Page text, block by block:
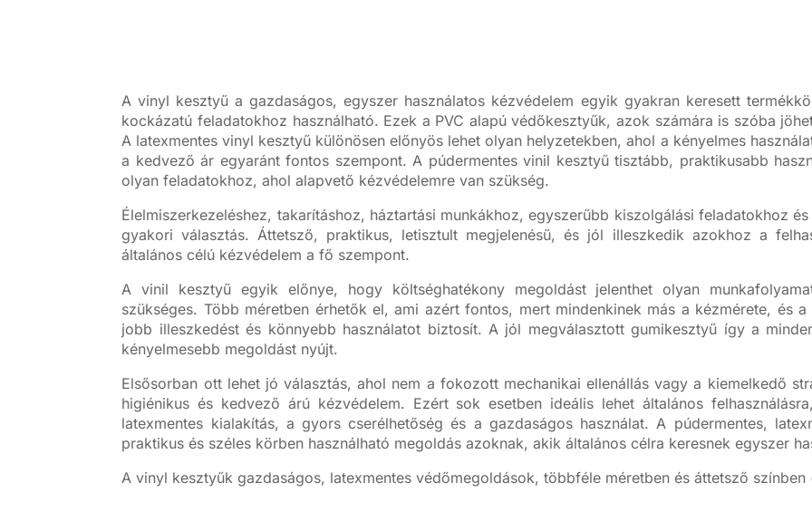
A vinyl kesztyű a gazdaságos, egyszer használatos kézvédelem egyik gyakran keresett
kockázatú feladatokhoz használható. Ezek a PVC alapú védőkesztyűk, azok számára is szóba
A latexmentes vinyl kesztyű különösen előnyös lehet olyan helyzetekben, ahol a kényelmes
a kedvező ár egyaránt fontos szempont. A púdermentes vinil kesztyű tisztább, praktikusabb
olyan feladatokhoz, ahol alapvető kézvédelemre van szükség.
Élelmiszerkezeléshez, takarításhoz, háztartási munkákhoz, egyszerűbb kiszolgálási feladatokhoz
gyakori választás. Áttetsző, praktikus, letisztult megjelenésű, és jól illeszkedik azokhoz a
általános célú kézvédelem a fő szempont.
A vinil kesztyű egyik előnye, hogy költséghatékony megoldást jelenthet olyan
szükséges. Több méretben érhetők el, ami azért fontos, mert mindenkinek más a kézmérete, és
jobb illeszkedést és könnyebb használatot biztosít. A jól megválasztott gumikesztyű így a
kényelmesebb megoldást nyújt.
Elsősorban ott lehet jó választás, ahol nem a fokozott mechanikai ellenállás vagy a kiemelkedő
higiénikus és kedvező árú kézvédelem. Ezért sok esetben ideális lehet általános
latexmentes kialakítás, a gyors cserélhetőség és a gazdaságos használat. A púdermentes,
praktikus és széles körben használható megoldás azoknak, akik általános célra keresnek egyszer
A vinyl kesztyűk gazdaságos, latexmentes védőmegoldások, többféle méretben és áttetsző színben